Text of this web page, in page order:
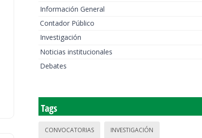
Información General
Contador Público
Investigación
Noticias institucionales
Debates
Tags
CONVOCATORIAS INVESTIGACIÓN